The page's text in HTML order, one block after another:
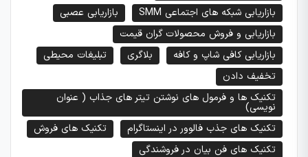
بازاریابی شبکه های اجتماعی SMM
بازاریابی عصبی
بازاریابی و فروش محصولات گران قیمت
بازاریابی کافی شاپ و کافه
بلاگری
تبلیغات محیطی
تخفیف دادن
تکنیک ها و فرمول های نوشتن تیتر های جذاب ( عنوان
نویسی)
تکنیک های جذب فالوور در اینستاگرام
تکنیک های فروش
تکنیک های فن بیان در فروشندگی